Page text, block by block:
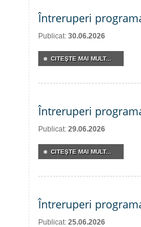
Întreruperi
Publicat: 30.06.2026
CITEŞTE MAI MULT...
Întreruperi
Publicat: 29.06.2026
CITEŞTE MAI MULT...
Întreruperi
Publicat: 25.06.2026